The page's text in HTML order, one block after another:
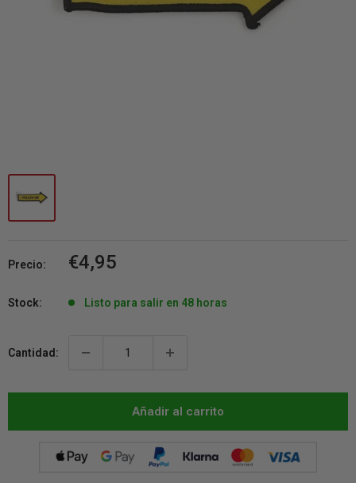
Precio:
Precio
venta
€4,95
Stock: Listo para salir en 48 horas
Cantidad:
Añadir al carrito